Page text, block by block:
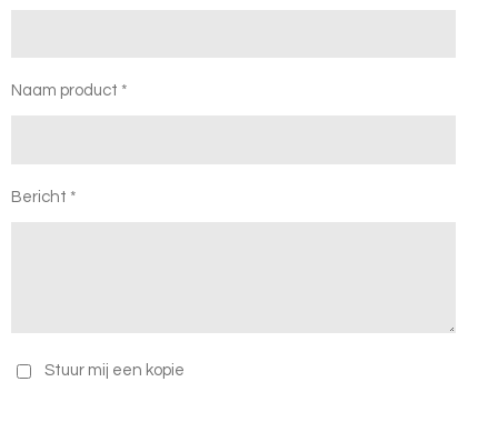
Naam product *
Bericht *
Stuur mij een kopie